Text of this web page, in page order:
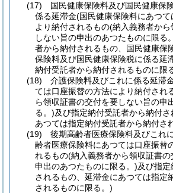
(17)
国民健康保険料及び国民健康保
係る延滞金(国民健康保険料にあつ
より納付されるもの(納入義務者か
しない旨の申出のあつたものに限る
者から納付されるもの、国民健康保
保険料及び国民健康保険税に係る延
納付受託者から納付されるものに限
(18)
介護保険料及びこれに係る延滞
ては口座振替の方法により納付され
ら領収証書の交付を要しない旨の申
る。)及び指定納付受託者から納付
あつては指定納付受託者から納付さ
(19)
後期高齢者医療保険料及びこれ
齢者医療保険料にあつては口座振替
れるもの(納入義務者から領収証書
申出のあつたものに限る。)及び指
されるもの、延滞金にあつては指定
されるものに限る。)